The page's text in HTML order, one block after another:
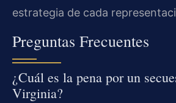
estrategia de cada
Preguntas Frecuentes
¿Cuál es la pena por un
Virginia?